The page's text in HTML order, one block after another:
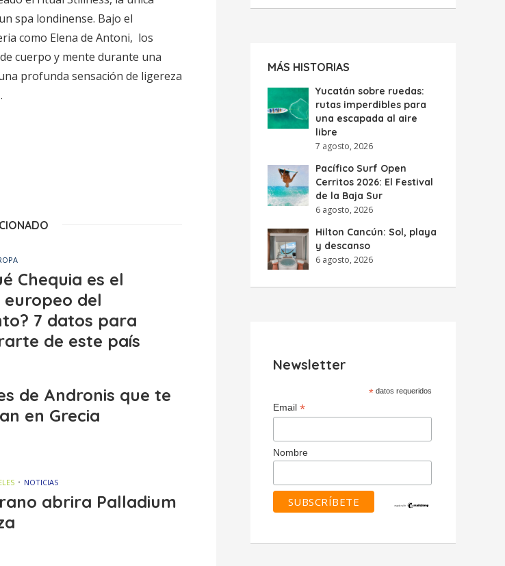
spa londinense. Bajo el
como Elena de Antoni, los
cuerpo y mente durante una
profunda sensación de ligereza
Chequia es el
europeo del
7 datos para
de este país
de Andronis que te
en Grecia
NOTICIAS
abrira Palladium
MÁS HISTORIAS
Yucatán sobre ruedas:
rutas imperdibles para
una escapada al aire
libre
7 agosto, 2026
Pacífico Surf Open
Cerritos 2026: El Festival
de la Baja Sur
6 agosto, 2026
Hilton Cancún: Sol, playa
y descanso
6 agosto, 2026
Newsletter
* datos requeridos
Email *
Nombre